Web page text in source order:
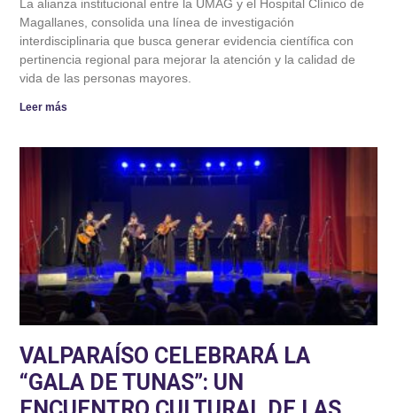
La alianza institucional entre la UMAG y el Hospital Clínico de
Magallanes, consolida una línea de investigación
interdisciplinaria que busca generar evidencia científica con
pertinencia regional para mejorar la atención y la calidad de
vida de las personas mayores.
Leer más
VALPARAÍSO CELEBRARÁ LA
“GALA DE TUNAS”: UN